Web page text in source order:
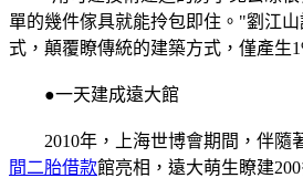
單的幾件傢具就能拎包即住。"劉江
式，顛覆瞭傳統的建築方式，僅產生
●一天建成遠大館
2010年，上海世博會期間，伴隨
間二胎借款館亮相，遠大萌生瞭建